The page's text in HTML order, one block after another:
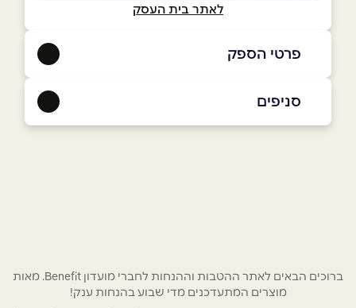
לאתר בית העסק
פרטי הספק
באתר
סניפים
ברוכים הבאים לאתר ההטבות וההנחות לחברי מועדון Benefit. מאות
מוצרים המתעדכנים מדי שבוע בהנחות ענק!